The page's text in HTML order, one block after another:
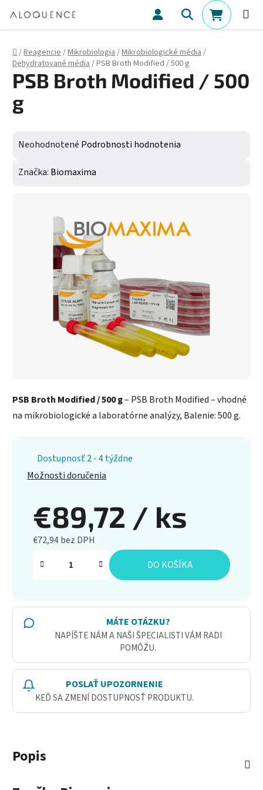
Hľadať
Domov
/Reagencie/Mikrobiologia/Mikrobiologické média/
Dehydratované média/PSB Broth Modified / 500 g
PSB Broth Modified / 500 g– PSB Broth Modified – vhodné
na mikrobiologické a laboratórne analýzy, Balenie: 500 g.
Dostupnosť 2 - 4 týždne
Možnosti doručenia
€89,72 / ks
€72,94 bez DPH
Jednotková cena:
DO KOŠÍKA
MÁTE OTÁZKU?
NAPÍŠTE NÁM A NAŠI ŠPECIALISTI VÁM RADI
POMÔŽU.
POSLAŤ UPOZORNENIE
KEĎ SA ZMENÍ DOSTUPNOSŤ PRODUKTU.
PSB Broth Modified / 500
g
Priemerné hodnotenie produktu je 0,0 z 5 hviezdičiek.
Neohodnotené Podrobnosti hodnotenia
Značka: Biomaxima
Popis